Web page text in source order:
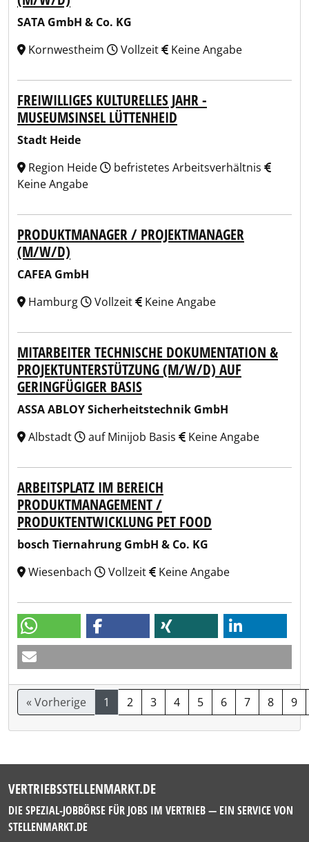
SATA GmbH & Co. KG
Kornwestheim
Vollzeit Keine Angabe
FREIWILLIGES KULTURELLES JAHR -
MUSEUMSINSEL LÜTTENHEID
Stadt Heide
Region Heide
befristetes Arbeitsverhältnis
Keine Angabe
PRODUKTMANAGER / PROJEKTMANAGER
(M/W/D)
CAFEA GmbH
Hamburg
Vollzeit Keine Angabe
MITARBEITER TECHNISCHE DOKUMENTATION &
PROJEKTUNTERSTÜTZUNG (M/W/D) AUF
GERINGFÜGIGER BASIS
ASSA ABLOY Sicherheitstechnik GmbH
Albstadt
auf Minijob Basis Keine Angabe
ARBEITSPLATZ IM BEREICH
PRODUKTMANAGEMENT /
PRODUKTENTWICKLUNG PET FOOD
bosch Tiernahrung GmbH & Co. KG
Wiesenbach
Vollzeit Keine Angabe
« Vorherige 1 2 3 4 5 6 7 8 9
VERTRIEBSSTELLENMARKT.DE
DIE SPEZIAL-JOBBÖRSE FÜR JOBS IM VERTRIEB — EIN SERVICE VON
STELLENMARKT.DE